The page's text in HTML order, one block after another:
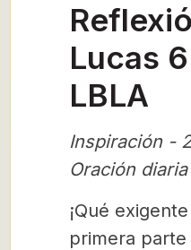
Lucas
LBLA
Inspiración -
Oración diaria
¡Qué
primera parte